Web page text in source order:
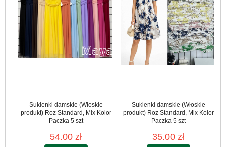
Sukienki damskie (Włoskie
produkt) Roz Standard, Mix Kolor
Paczka 5 szt
54.00 zł
Sukienki damskie (Włoskie
produkt) Roz Standard, Mix Kolor
Paczka 5 szt
35.00 zł